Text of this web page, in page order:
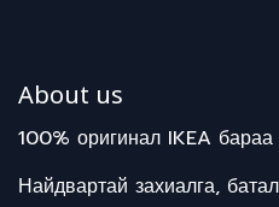
About us
100% оригинал IKEA бараа
Найдвартай захиалга,